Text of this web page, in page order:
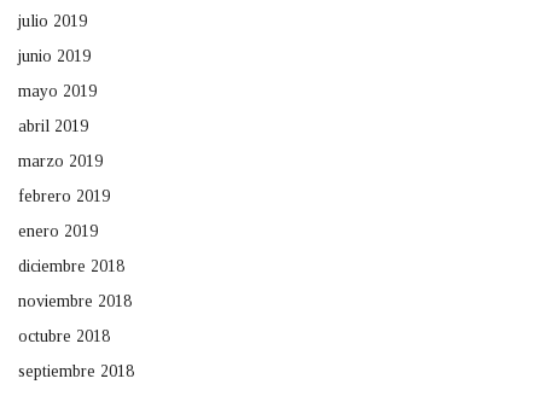
julio 2019
junio 2019
mayo 2019
abril 2019
marzo 2019
febrero 2019
enero 2019
diciembre 2018
noviembre 2018
octubre 2018
septiembre 2018